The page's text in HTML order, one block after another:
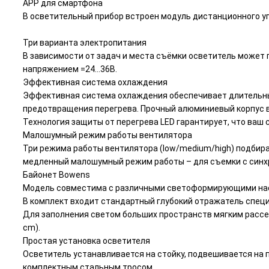
APP для смартфона
В осветительный прибор встроен модуль дистанционного
Три варианта электропитания
В зависимости от задач и места съёмки осветитель может
напряжением =24…36В.
Эффективная система охлаждения
Эффективная система охлаждения обеспечивает
предотвращения перегрева. Прочный алюминиевый корпус
Технология защиты от перегрева LED гарантирует, что
Малошумный режим работы вентилятора
Три режима работы вентилятора (low/medium/high)
медленный малошумный режим работы – для съемки с
Байонет Bowens
Модель совместима с различными светоформирующими
В комплект входит стандартный глубокий отражатель
Для заполнения светом больших пространств мягким
cm).
Простая установка осветителя
Осветитель устанавливается на стойку, подвешивается